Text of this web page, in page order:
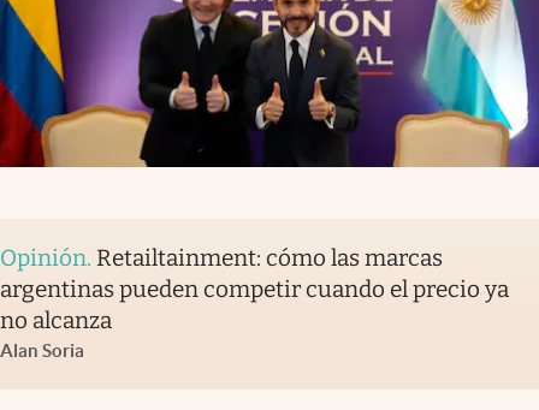
Opinión. Retailtainment: cómo las marcas
argentinas pueden competir cuando el precio ya
no alcanza
Alan Soria